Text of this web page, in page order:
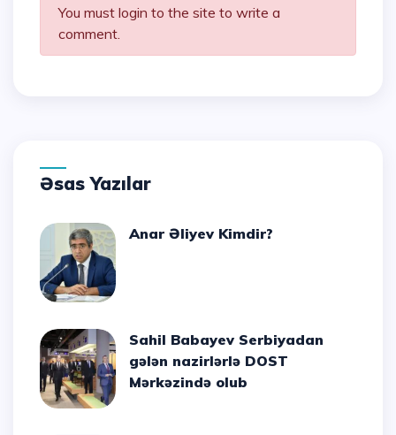
You must login to the site to write a
comment.
Əsas Yazılar
Anar Əliyev Kimdir?
Sahil Babayev Serbiyadan
gələn nazirlərlə DOST
Mərkəzində olub